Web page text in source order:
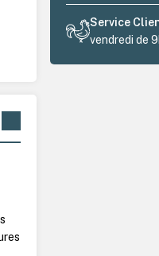
Service
vendredi de